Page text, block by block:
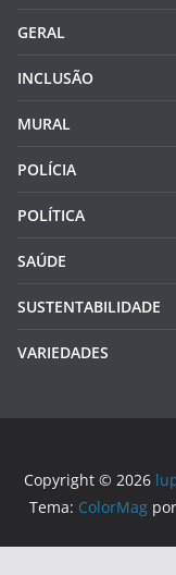
GERAL
INCLUSÃO
MURAL
POLÍCIA
POLÍTICA
SAÚDE
SUSTENTABILIDADE
VARIEDADES
Copyright © 2026
Tema: ColorMag